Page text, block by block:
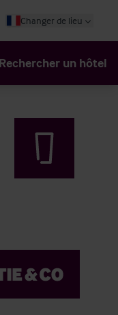
Changer de lieu
Rechercher un hôtel